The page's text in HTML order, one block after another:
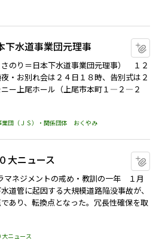
水道事業団元理事
のり＝日本下水道事業団元理事） １２
・お別れ会は２４日１８時、告別式は２
ニー上尾ホール（上尾市本町１―２―２
団（ＪＳ）・関係団体 おくやみ
大ニュース
マネジメントの戒め・教訓の一年 １月
道管に起因する大規模道路陥没事故が、
あり、転換点となった。冗長性確保を取
ニュース